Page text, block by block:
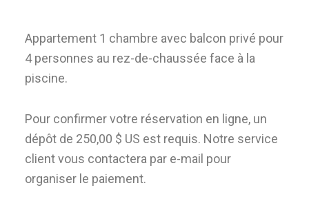
Appartement 1 chambre avec balcon privé pour
4 personnes au rez-de-chaussée face à la
piscine.
Pour confirmer votre réservation en ligne, un
dépôt de 250,00 $ US est requis. Notre service
client vous contactera par e-mail pour
organiser le paiement.